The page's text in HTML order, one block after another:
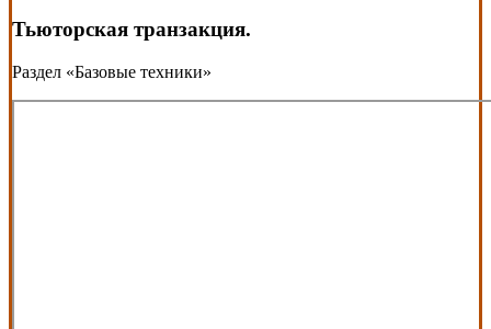
Тьюторская транзакция.
Раздел «Базовые техники»